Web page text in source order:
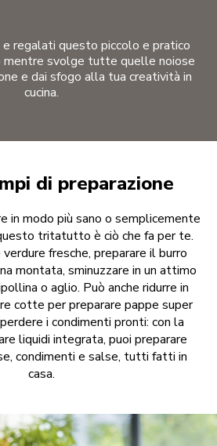
regalati questo piccolo e pratico
mentre svolge tutte quelle noiose
e dai sfogo alla tua creatività in
cucina.
di preparazione
in modo più sano o semplicemente
tritatutto è ciò che fa per te.
fresche, preparare il burro
montata, sminuzzare in un attimo
o aglio. Può anche ridurre in
cotte per preparare pappe super
i condimenti pronti: con la
liquidi integrata, puoi preparare
condimenti e salse, tutti fatti in
casa.